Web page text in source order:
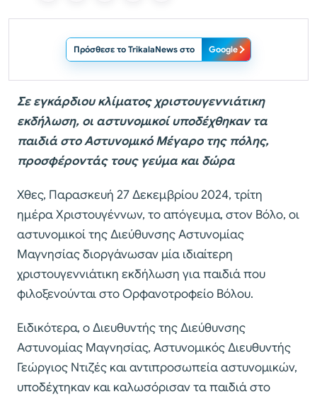
Πρόσθεσε το TrikalaNews στο Google
Σε εγκάρδιου κλίματος χριστουγεννιάτικη
εκδήλωση, οι αστυνομικοί υποδέχθηκαν τα
παιδιά στο Αστυνομικό Μέγαρο της πόλης,
προσφέροντάς τους γεύμα και δώρα
Χθες, Παρασκευή 27 Δεκεμβρίου 2024, τρίτη
ημέρα Χριστουγέννων, το απόγευμα, στον Βόλο, οι
αστυνομικοί της Διεύθυνσης Αστυνομίας
Μαγνησίας διοργάνωσαν μία ιδιαίτερη
χριστουγεννιάτικη εκδήλωση για παιδιά που
φιλοξενούνται στο Ορφανοτροφείο Βόλου.
Ειδικότερα, ο Διευθυντής της Διεύθυνσης
Αστυνομίας Μαγνησίας, Αστυνομικός Διευθυντής
Γεώργιος Ντιζές και αντιπροσωπεία αστυνομικών,
υποδέχτηκαν και καλωσόρισαν τα παιδιά στο